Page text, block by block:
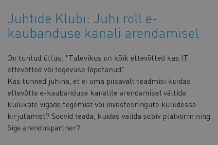
Juhtide Klubi: Juhi roll e-
kaubanduse kanali arendamisel
On tuntud ütlus: "Tulevikus on kõik ettevõtted kas IT
ettevõtted või tegevuse lõpetanud".
Kas tunned juhina, et ei oma piisavalt teadmisi kuidas
ettevõtte e-kaubanduse kanalite arendamisel vältida
kulukate vigade tegemist või investeeringute kuludesse
kirjutamist? Soovid teada, kuidas valida sobiv platvorm ning
õige arenduspartner?